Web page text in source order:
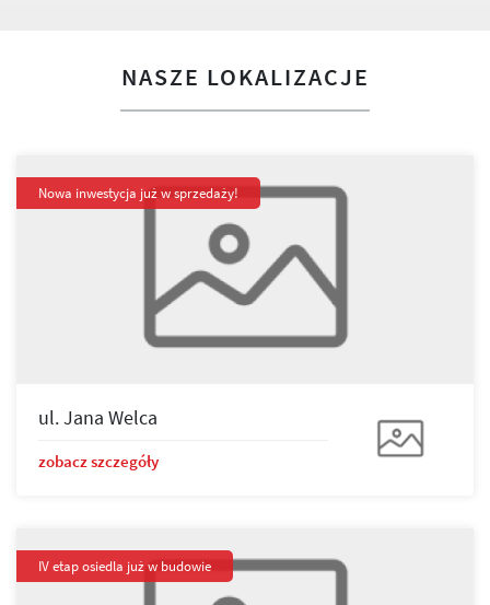
NASZE LOKALIZACJE
ul. Jana Welca
zobacz szczegóły
Nowa inwestycja już w sprzedaży!
IV etap osiedla już w budowie